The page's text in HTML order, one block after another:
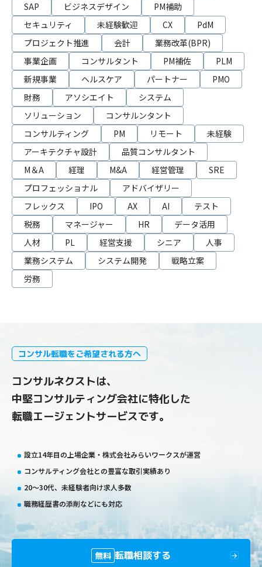
SAP
ビジネスデザイン
PM補助
セキュリティ
未経験歓迎 CX
PdM
プロジェクト推進
会計
業務改革(BPR)
事業企画
コンサルタント PM補佐
PLM
新規事業
ヘルスケア パートナー
PMO
財務
アソシエイト
システム
ソリューション
コンサルンタント
コンサルティング
PM リモート
未経験
アーキテクチャ設計
品質コンサルタント
M＆A
経理 M&A 経営管理
SRE
プロフェッショナル
アドバイザリー
フレックス
IPO AX AI
テスト
税務
マネージャー HR
データ活用
人材
PL 経営支援 シニア
人事
業務システム
システム開発
戦略立案
労務
コンサル転職をご希望される方へ
コンサルネクストは、
中堅コンサルティング会社に特化した
転職エージェントサービスです。
設立14年目の上場企業・株式会社みらいワークスが運営
コンサルティング会社との豊富な取引実績あり
20〜30代、未経験者向け求人多数
職務経歴書の添削などにも対応
無料 転職相談する